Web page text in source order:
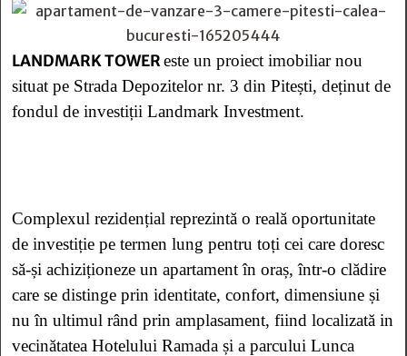
LANDMARK TOWEReste un proiect imobiliar nou
situat pe Strada Depozitelor nr. 3 din Pitești, deținut de
fondul de investiții Landmark Investment.
Complexul rezidențial reprezintă o reală oportunitate
de investiție pe termen lung pentru toți cei care doresc
să-și achiziționeze un apartament în oraș, într-o clădire
care se distinge prin identitate, confort, dimensiune și
nu în ultimul rând prin amplasament, fiind localizată in
vecinătatea Hotelului Ramada și a parcului Lunca